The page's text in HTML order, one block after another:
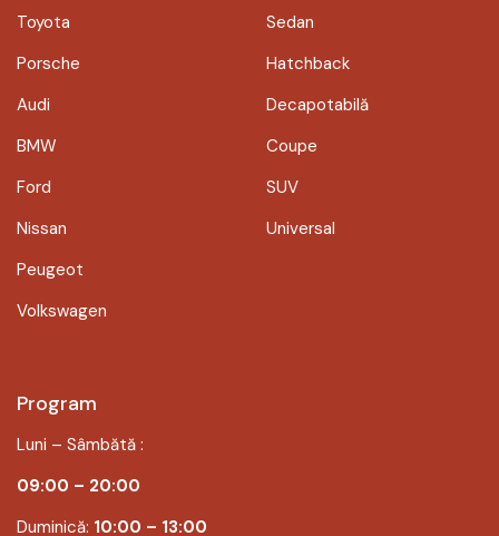
Toyota
Porsche
Audi
BMW
Ford
Nissan
Peugeot
Volkswagen
Sedan
Hatchback
Decapotabilă
Coupe
SUV
Universal
Program
Luni – Sâmbătă :
09:00 – 20:00
Duminică: 10:00 – 13:00